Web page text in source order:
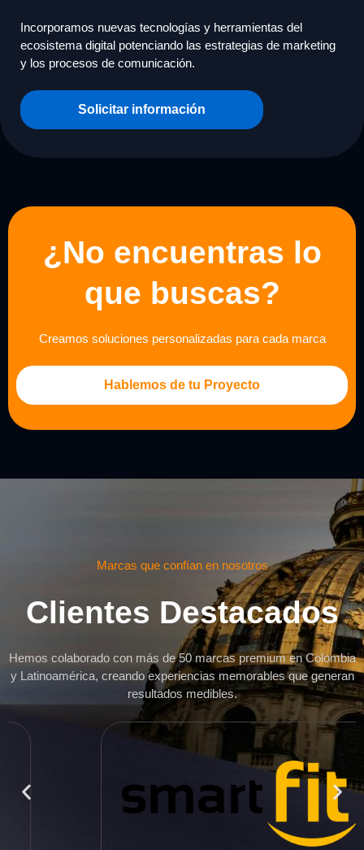
Incorporamos nuevas tecnologías y herramientas del
ecosistema digital potenciando las estrategias de marketing
y los procesos de comunicación.
Solicitar información
¿No encuentras lo
que buscas?
Creamos soluciones personalizadas para cada marca
Hablemos de tu Proyecto
Marcas que confían en nosotros
Clientes Destacados
Hemos colaborado con más de 50 marcas premium en Colombia
y Latinoamérica, creando experiencias memorables que generan
resultados medibles.